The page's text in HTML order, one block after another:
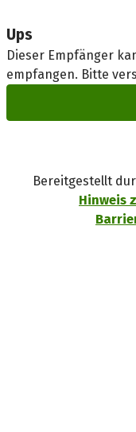
Ups
Dieser Empfänger
empfangen. Bitte
Bereitgestellt
Hinweis